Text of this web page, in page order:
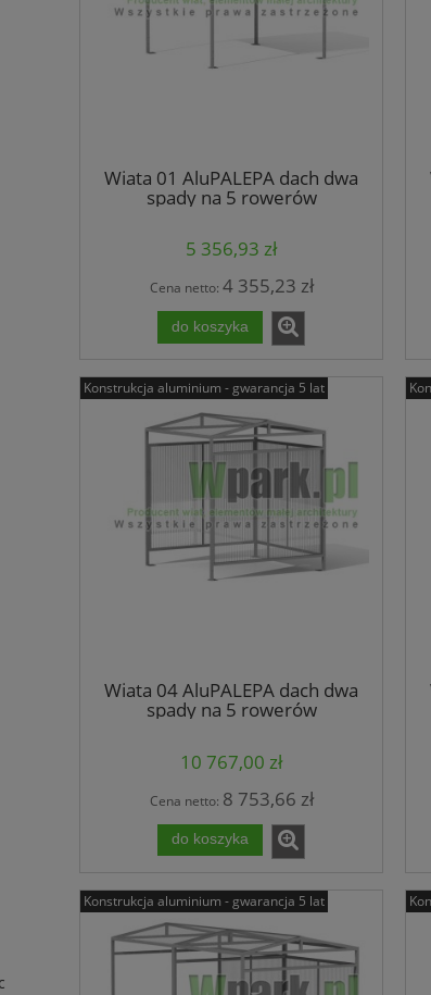
Wiata 01 AluPALEPA dach dwa
spady na 5 rowerów
5 356,93 zł
Cena netto: 4 355,23 zł
do koszyka
Wiata 04 AluPALEPA dach dwa
spady na 5 rowerów
10 767,00 zł
Cena netto: 8 753,66 zł
do koszyka
Konstrukcja aluminium - gwarancja 5 lat
Konstrukcja aluminium - gwarancja 5 lat